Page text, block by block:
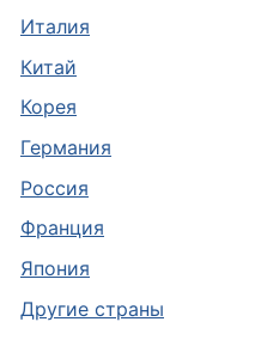
Италия
Китай
Корея
Германия
Россия
Франция
Япония
Другие страны